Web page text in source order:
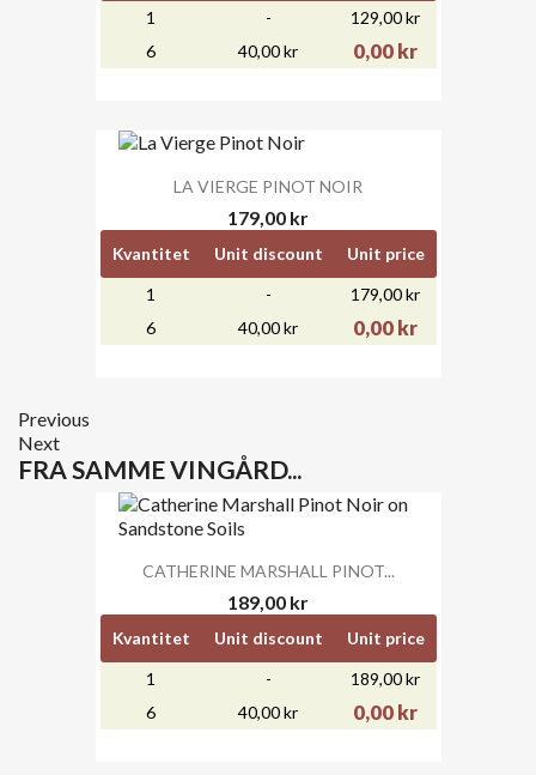
1 -
129,00 kr
6
40,00 kr 0,00 kr
LA VIERGE PINOT NOIR
179,00 kr
Kvantitet Unit discount
Unit price
1
-
179,00 kr
6
40,00 kr 0,00 kr
Previous
Next
FRA SAMME VINGÅRD...
CATHERINE MARSHALL PINOT...
189,00 kr
Kvantitet Unit discount
Unit price
1
-
189,00 kr
6
40,00 kr 0,00 kr